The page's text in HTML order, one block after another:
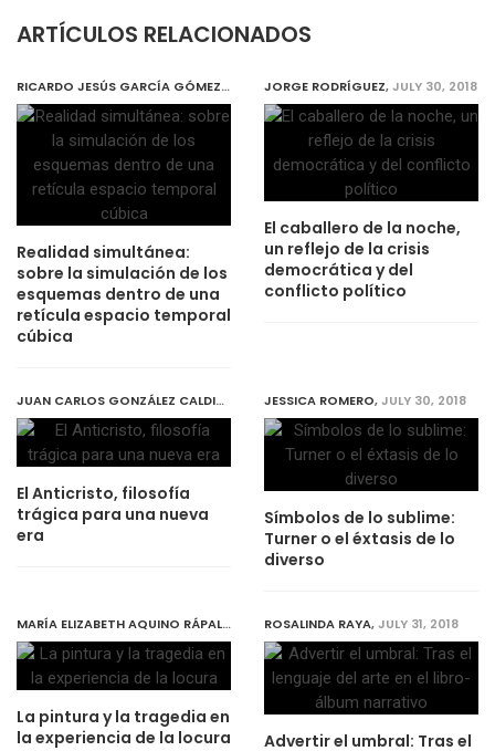
ARTÍCULOS RELACIONADOS
RICARDO JESÚS GARCÍA GÓMEZ
,JULY 30, 2018
Realidad simultánea:
sobre la simulación de los
esquemas dentro de una
retícula espacio temporal
cúbica
JORGE RODRÍGUEZ,JULY 30, 2018
El caballero de la noche,
un reflejo de la crisis
democrática y del
conflicto político
JUAN CARLOS GONZÁLEZ CALDITO JULY 30, 2018
El Anticristo, filosofía
trágica para una nueva
era
JESSICA ROMERO,JULY 30, 2018
Símbolos de lo sublime:
Turner o el éxtasis de lo
diverso
MARÍA ELIZABETH AQUINO RÁPALO JULY 30, 2018
La pintura y la tragedia en
la experiencia de la locura
ROSALINDA RAYA,JULY 31, 2018
Advertir el umbral: Tras el